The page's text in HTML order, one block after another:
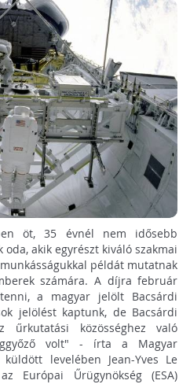
öt, 35 évnél nem idősebb
akik egyrészt kiváló szakmai
példát mutatnak
számára. A díjra február
a magyar jelölt Bacsárdi
jelölést kaptunk, de Bacsárdi
űrkutatási közösséghez való
volt" - írta a Magyar
levelében Jean-Yves Le
Európai Űrügynökség (ESA)